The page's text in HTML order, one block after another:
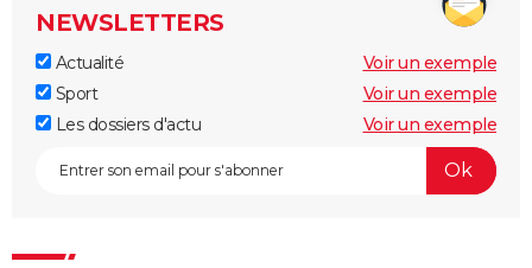
NEWSLETTERS
Actualité
Voir un exemple
Sport
Voir un exemple
Les dossiers d'actu
Voir un exemple